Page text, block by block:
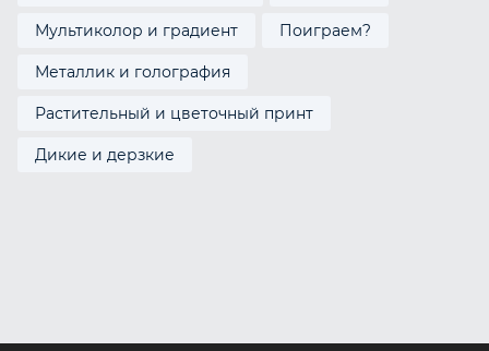
Мультиколор и градиент Поиграем?
Металлик и голография
Растительный и цветочный принт
Дикие и дерзкие